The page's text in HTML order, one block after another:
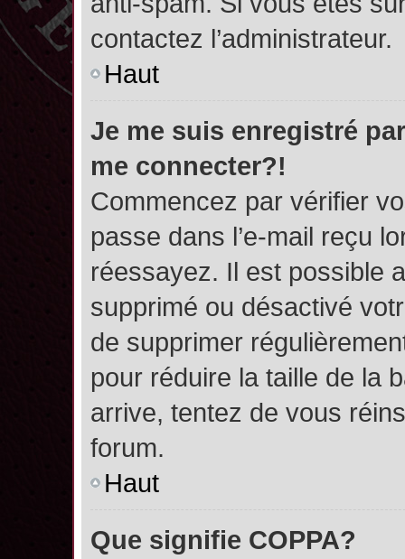
contactez l’administrateur.
Haut
Je me suis enregistré
me connecter?!
Commencez par vérifier
passe dans l’e-mail reçu
réessayez. Il est possible
supprimé ou désactivé
de supprimer
pour réduire la taille de la
arrive, tentez de vous
forum.
Haut
Que signifie COPPA?